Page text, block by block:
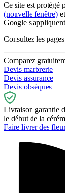
Ce site est protégé
(nouvelle fenêtre)
Google
Consultez les pages
Comparez
Devis marbrerie
Devis assurance
Devis obsèques
Livraison garantie
le début de la
Faire livrer des